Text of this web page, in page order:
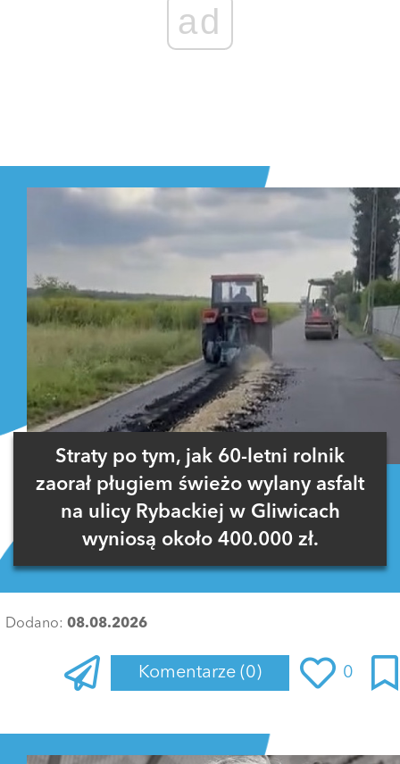
ad
Straty po tym, jak 60-letni rolnik
zaorał pługiem świeżo wylany asfalt
na ulicy Rybackiej w Gliwicach
wyniosą około 400.000 zł.
Dodano: 08.08.2026
Komentarze (0) 0